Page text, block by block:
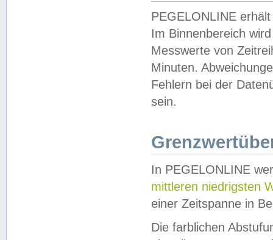
PEGELONLINE
Im Binnenbereich
Messwerte von
Minuten.
Fehlern bei der
sein.
In PEGELONLINE
mittleren niedrigsten
einer Zeitspanne in
Die farblichen